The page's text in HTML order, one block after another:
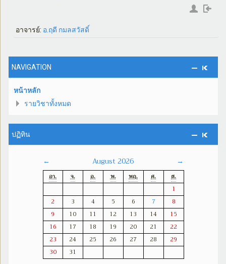
อาจารย์: อ.ฤดี กมลสวัสดิ์
NAVIGATION
หน้าหลัก
รายวิชาทั้งหมด
ปฏิทิน
← August 2026 →
อา. จ. อ. พ. พฤ. ศ.
ส.
1
2
3 4 5 6 7
8
9
10 11 12 13 14
15
16
17 18 19 20 21
22
23
24 25 26 27 28
29
30
31